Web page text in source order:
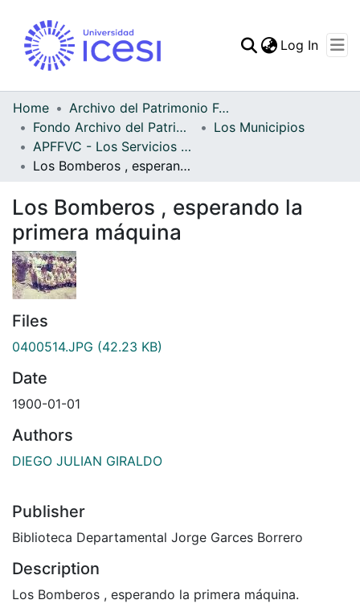
Statistics
Log In
Home
Archivo del Patrimonio Fotográfico y Fílmico del Valle del Cauca
Fondo Archivo del Patrimonio Fotográfico y Fílmico del Valle del Cauca
Los Municipios
APFFVC - Los Servicios Públicos - Patrimonial
Los Bomberos , esperando la primera máquina
Los Bomberos , esperando la
primera máquina
Files
0400514.JPG (42.23 KB)
Date
1900-01-01
Authors
DIEGO JULIAN GIRALDO
Publisher
Biblioteca Departamental Jorge Garces Borrero
Description
Los Bomberos , esperando la primera máquina.